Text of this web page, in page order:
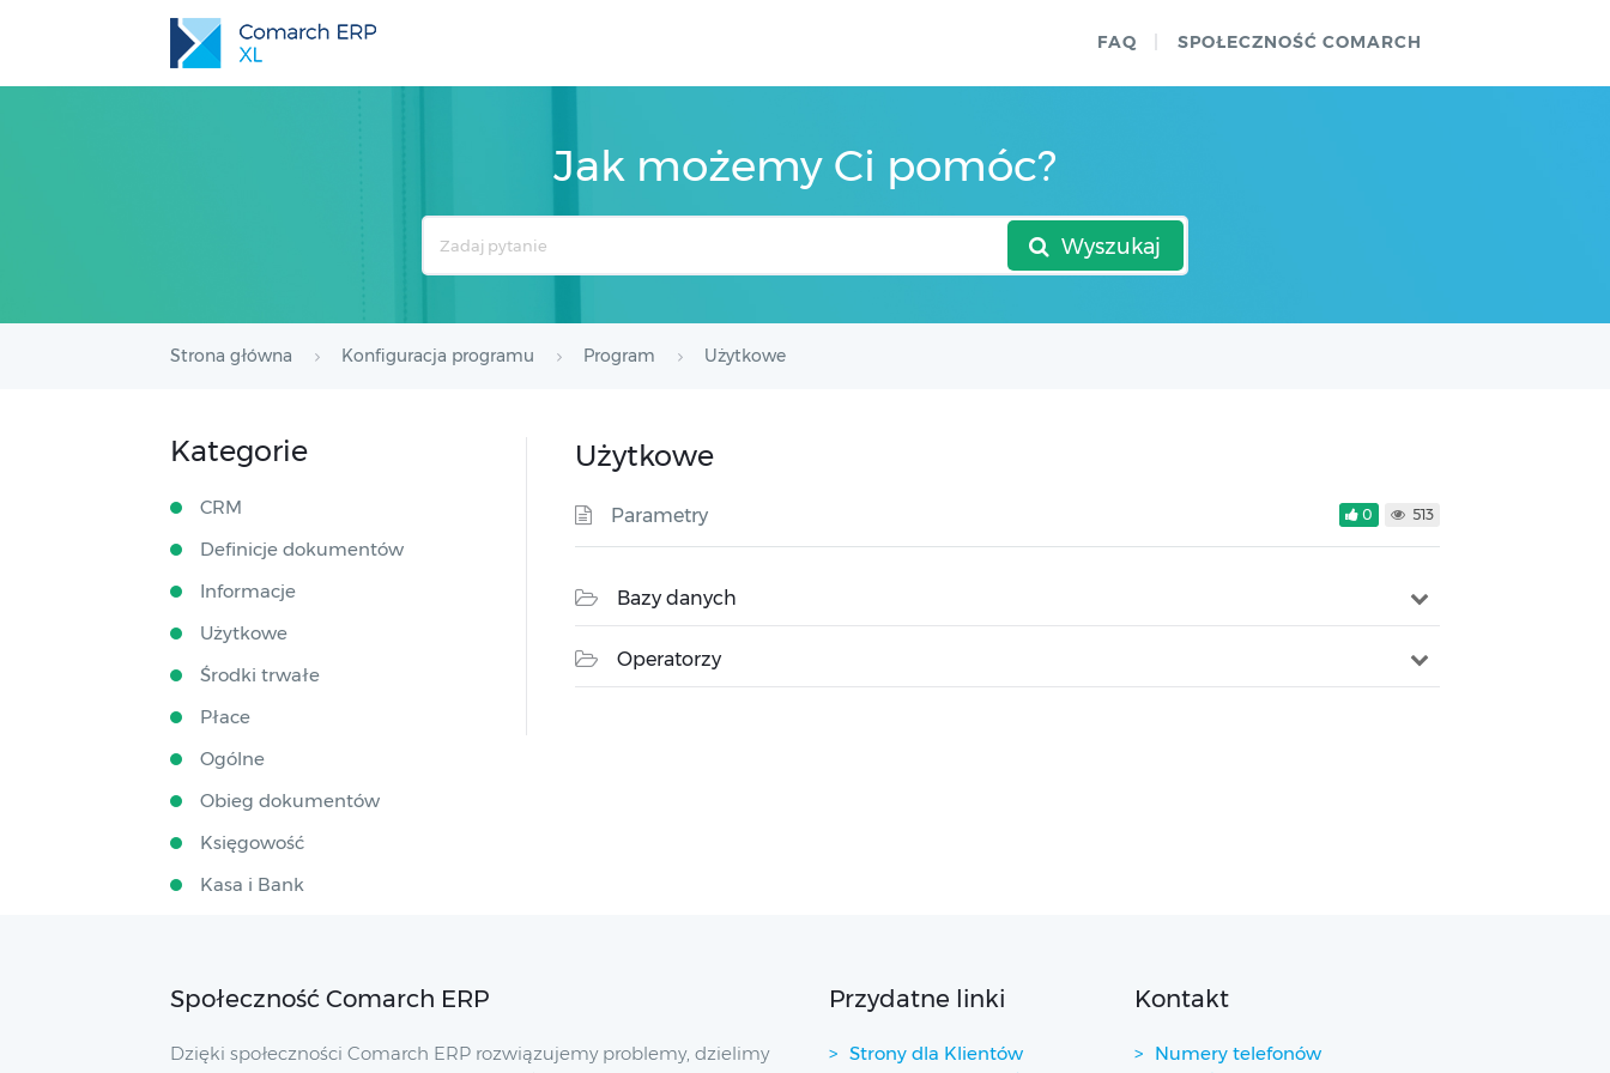
FAQ SPOŁECZNOŚĆ COMARCH
Jak możemy Ci pomóc?
Wyszukaj
Strona główna Konfiguracja programu Program Użytkowe
Użytkowe
Parametry 0 513
Bazy danych
Operatorzy
Kategorie
CRM
Definicje dokumentów
Informacje
Użytkowe
Środki trwałe
Płace
Ogólne
Obieg dokumentów
Księgowość
Kasa i Bank
Społeczność Comarch ERP
Dzięki społeczności Comarch ERP rozwiązujemy problemy, dzielimy
Przydatne linki
Strony dla Klientów
Kontakt
Numery telefonów